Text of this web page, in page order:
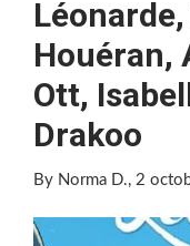
Houéran,
Ott,
Drakoo
By Norma D., 2